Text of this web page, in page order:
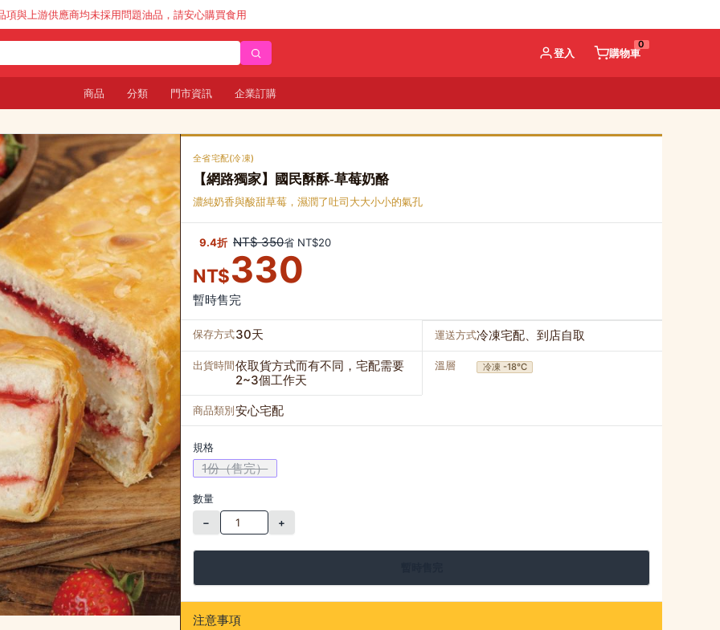
問題油品，請安心購買食用
登入 購物車
0
商品 分類 門市資訊 企業訂購
全省宅配(冷凍)
【網路獨家】國民酥酥-草莓奶酪
濃純奶香與酸甜草莓，濕潤了吐司大大小小的氣孔
9.4折 NT$ 350省 NT$20
NT$330
暫時售完
保存方式30天 運送方式冷凍宅配、到店自取
出貨時間依取貨方式而有不同，宅配需要
2~3個工作天
溫層 冷凍 -18°C
商品類別安心宅配
規格
1份（售完）
數量
−
+
注意事項